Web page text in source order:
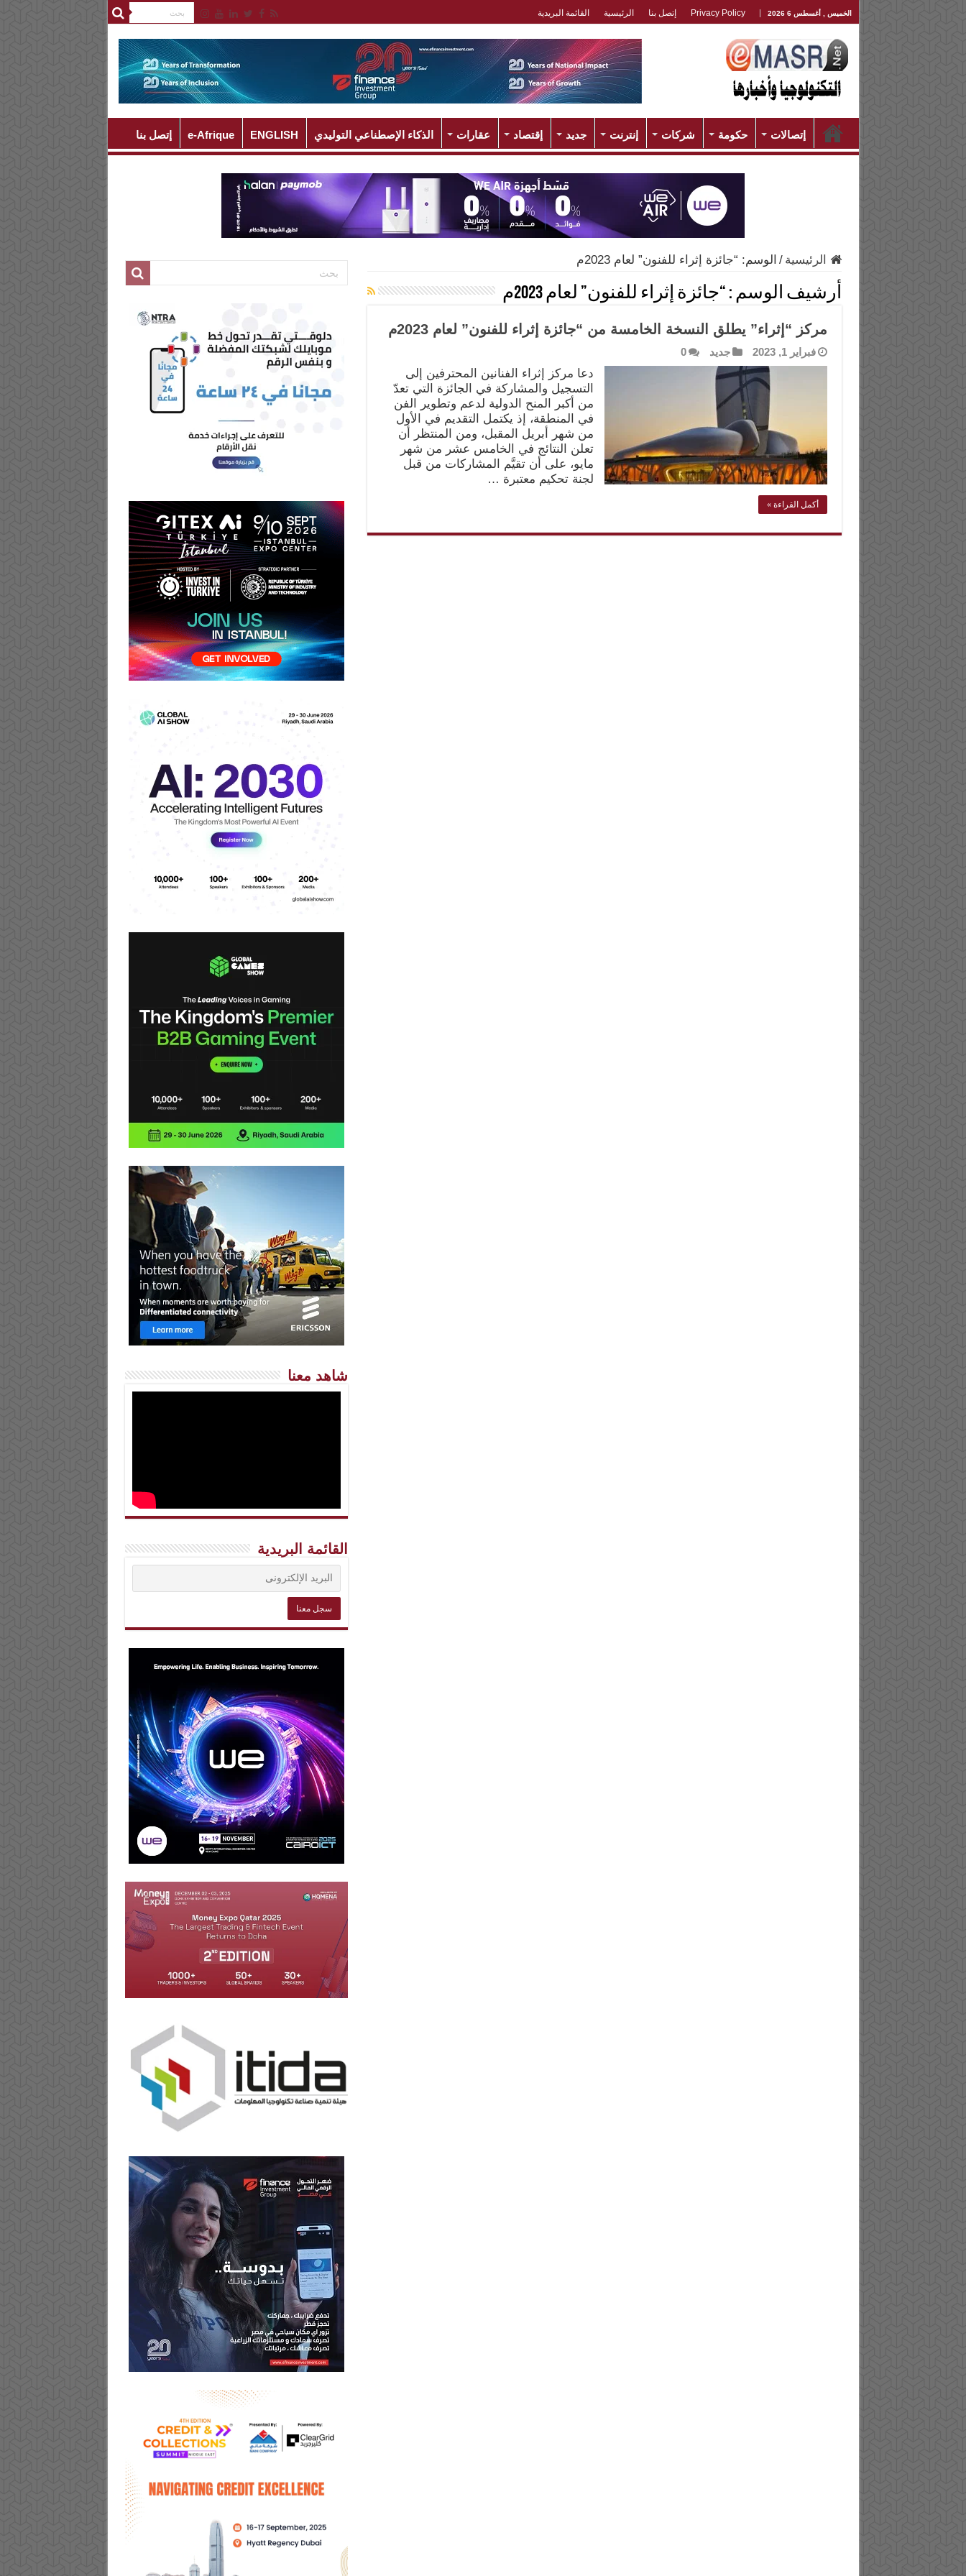
الخميس , أغسطس 6 2026 Privacy Policy إتصل بنا الرئيسية القائمة البريدية
إتصالات حكومة شركات إنترنت جديد إقتصاد عقارات الذكاء الإصطناعي التوليدي ENGLISH
e-Afrique إتصل بنا
الرئيسية / الوسم: “جائزة إثراء للفنون” لعام 2023م
أرشيف الوسم : “جائزة إثراء للفنون” لعام 2023م
مركز “إثراء” يطلق النسخة الخامسة من “جائزة إثراء للفنون” لعام 2023م
فبراير 1, 2023 جديد 0
دعا مركز إثراء الفنانين المحترفين إلى
التسجيل والمشاركة في الجائزة التي تعدّ
من أكبر المنح الدولية لدعم وتطوير الفن
في المنطقة، إذ يكتمل التقديم في الأول
من شهر أبريل المقبل، ومن المنتظر أن
تعلن النتائج في الخامس عشر من شهر
مايو، على أن تقيَّم المشاركات من قبل
لجنة تحكيم معتبرة …
أكمل القراءة »
شاهد معنا
القائمة البريدية